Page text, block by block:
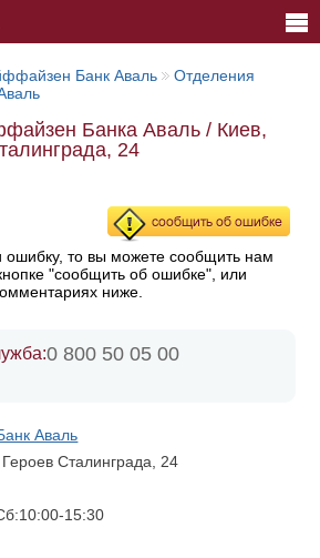
Банк Аваль
Отделения
Банка Аваль / Киев,
24
то вы можете сообщить нам
"сообщить об ошибке", или
ниже.
0 800 50 05 00
Аваль
Сталинграда, 24
15:30